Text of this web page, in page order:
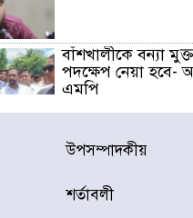
বাঁশখালীকে বন্যা
পদক্ষেপ নেয়া হবে-
এমপি
বিদ্যুৎ-জ্বালানি খাতে
চেষ্টা করছে একটি চক্র
উপসম্পাদকীয়
শর্তাবলী